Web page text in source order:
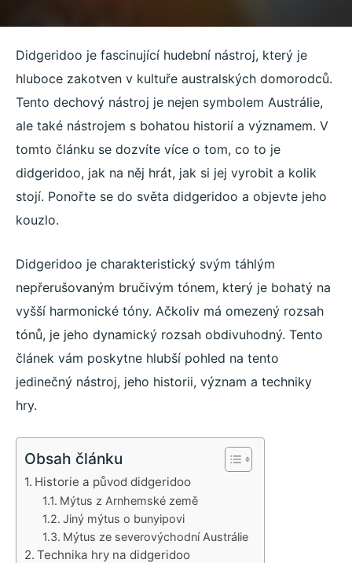
Didgeridoo je fascinující hudební nástroj, který je
hluboce zakotven v kultuře australských domorodců.
Tento dechový nástroj je nejen symbolem Austrálie,
ale také nástrojem s bohatou historií a významem. V
tomto článku se dozvíte více o tom, co to je
didgeridoo, jak na něj hrát, jak si jej vyrobit a kolik
stojí. Ponořte se do světa didgeridoo a objevte jeho
kouzlo.
Didgeridoo je charakteristický svým táhlým
nepřerušovaným bručivým tónem, který je bohatý na
vyšší harmonické tóny. Ačkoliv má omezený rozsah
tónů, je jeho dynamický rozsah obdivuhodný. Tento
článek vám poskytne hlubší pohled na tento
jedinečný nástroj, jeho historii, význam a techniky
hry.
Obsah článku
Historie a původ didgeridoo
Mýtus z Arnhemské země
Jiný mýtus o bunyipovi
Mýtus ze severovýchodní Austrálie
Technika hry na didgeridoo